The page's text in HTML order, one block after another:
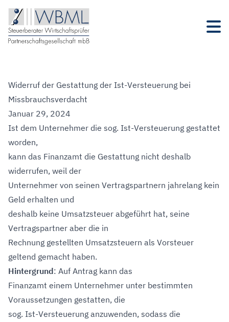
Widerruf der Gestattung der Ist-Versteuerung bei
Missbrauchsverdacht
Januar 29, 2024
Ist dem Unternehmer die sog. Ist-Versteuerung gestattet
worden,
kann das Finanzamt die Gestattung nicht deshalb
widerrufen, weil der
Unternehmer von seinen Vertragspartnern jahrelang kein
Geld erhalten und
deshalb keine Umsatzsteuer abgeführt hat, seine
Vertragspartner aber die in
Rechnung gestellten Umsatzsteuern als Vorsteuer
geltend gemacht haben.
Hintergrund: Auf Antrag kann das
Finanzamt einem Unternehmer unter bestimmten
Voraussetzungen gestatten, die
sog. Ist-Versteuerung anzuwenden, sodass die